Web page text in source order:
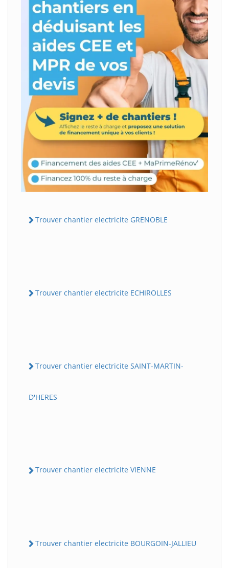
Trouver chantier electricite GRENOBLE
Trouver chantier electricite ECHIROLLES
Trouver chantier electricite SAINT-MARTIN-
D'HERES
Trouver chantier electricite VIENNE
Trouver chantier electricite BOURGOIN-JALLIEU